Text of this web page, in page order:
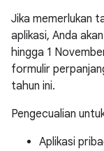
Jika memerlukan
aplikasi, Anda
hingga 1
formulir
tahun ini.
Pengecualian
Aplikasi